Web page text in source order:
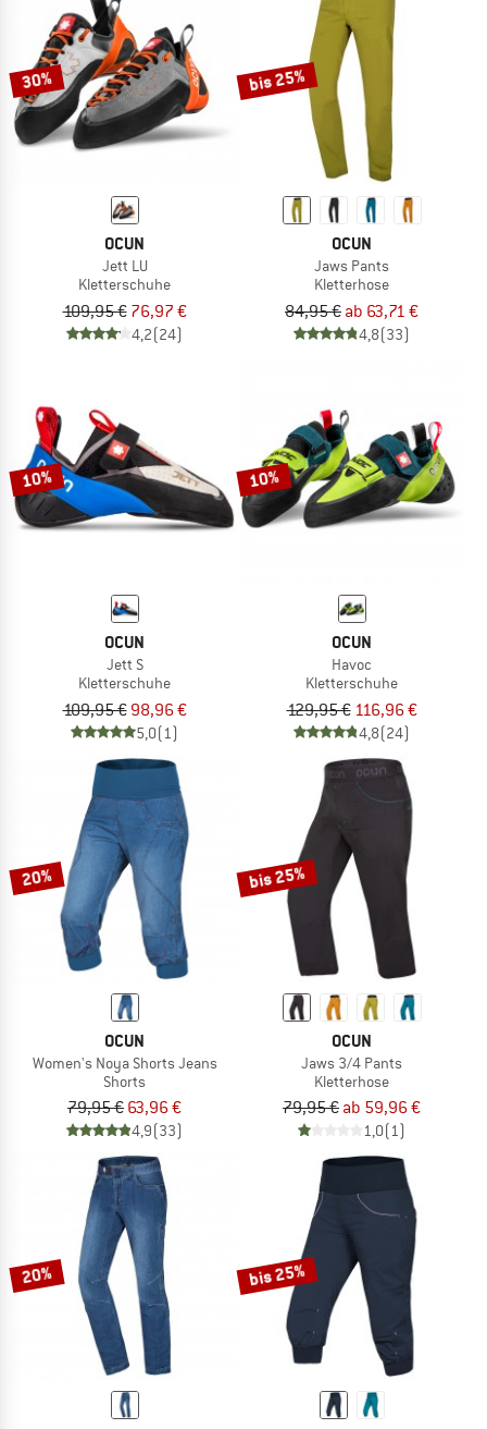
30%
OCUN
Jett LU
Kletterschuhe
109,95 € 76,97 €
4,2(24)
bis 25%
OCUN
Jaws Pants
Kletterhose
84,95 € ab 63,71 €
4,8(33)
10%
OCUN
Jett S
Kletterschuhe
109,95 € 98,96 €
5,0(1)
10%
OCUN
Havoc
Kletterschuhe
129,95 € 116,96 €
4,8(24)
20%
OCUN
Women's Noya Shorts Jeans
Shorts
79,95 € 63,96 €
4,9(33)
bis 25%
OCUN
Jaws 3/4 Pants
Kletterhose
79,95 € ab 59,96 €
1,0(1)
20% bis 25%